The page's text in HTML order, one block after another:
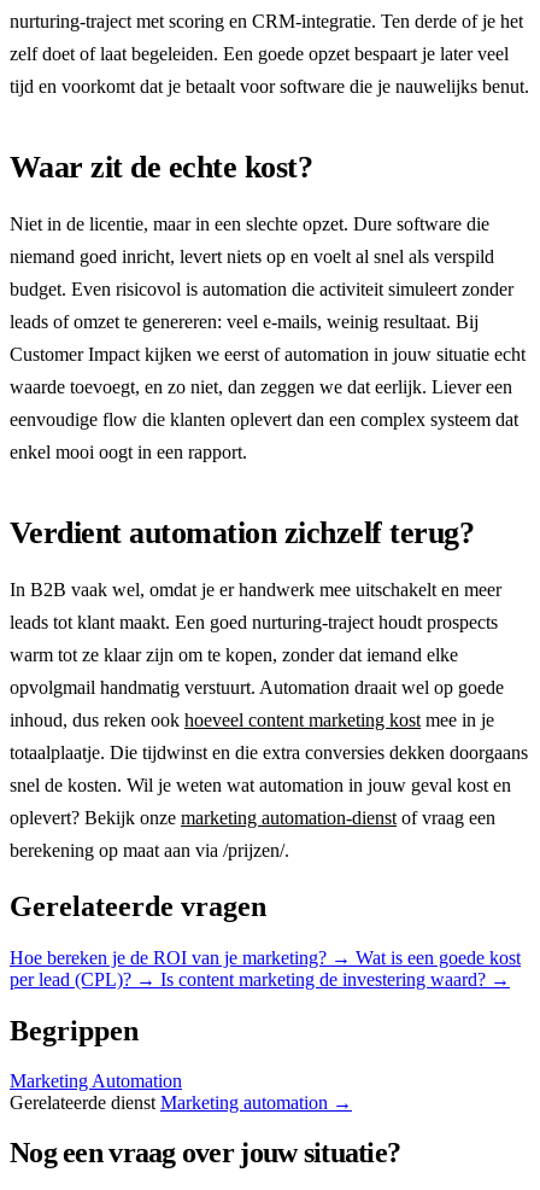
nurturing-traject met scoring en CRM-integratie. Ten derde of je het
zelf doet of laat begeleiden. Een goede opzet bespaart je later veel
tijd en voorkomt dat je betaalt voor software die je nauwelijks benut.
Waar zit de echte kost?
Niet in de licentie, maar in een slechte opzet. Dure software die
niemand goed inricht, levert niets op en voelt al snel als verspild
budget. Even risicovol is automation die activiteit simuleert zonder
leads of omzet te genereren: veel e-mails, weinig resultaat. Bij
Customer Impact kijken we eerst of automation in jouw situatie echt
waarde toevoegt, en zo niet, dan zeggen we dat eerlijk. Liever een
eenvoudige flow die klanten oplevert dan een complex systeem dat
enkel mooi oogt in een rapport.
Verdient automation zichzelf terug?
In B2B vaak wel, omdat je er handwerk mee uitschakelt en meer
leads tot klant maakt. Een goed nurturing-traject houdt prospects
warm tot ze klaar zijn om te kopen, zonder dat iemand elke
opvolgmail handmatig verstuurt. Automation draait wel op goede
inhoud, dus reken ook hoeveel content marketing kost mee in je
totaalplaatje. Die tijdwinst en die extra conversies dekken doorgaans
snel de kosten. Wil je weten wat automation in jouw geval kost en
oplevert? Bekijk onze marketing automation-dienst of vraag een
berekening op maat aan via /prijzen/.
Gerelateerde vragen
Hoe bereken je de ROI van je marketing? → Wat is een goede kost
per lead (CPL)? → Is content marketing de investering waard? →
Begrippen
Marketing Automation
Gerelateerde dienst Marketing automation →
Nog een vraag over jouw situatie?